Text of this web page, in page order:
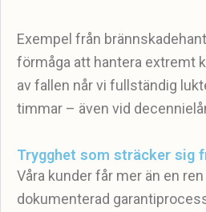
Exempel från
förmåga att hantera extremt
av fallen når vi fullständig
timmar – även vid
Trygghet som sträcker sig
Våra kunder får mer än en
dokumenterad